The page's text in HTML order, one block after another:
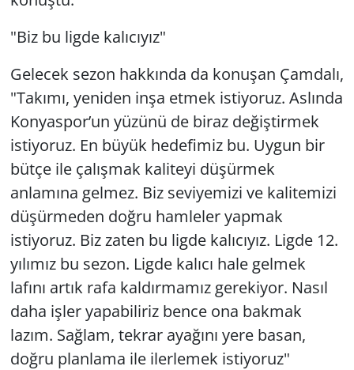
"Biz bu ligde kalıcıyız"
Gelecek sezon hakkında da konuşan Çamdalı,
"Takımı, yeniden inşa etmek istiyoruz. Aslında
Konyaspor’un yüzünü de biraz değiştirmek
istiyoruz. En büyük hedefimiz bu. Uygun bir
bütçe ile çalışmak kaliteyi düşürmek
anlamına gelmez. Biz seviyemizi ve kalitemizi
düşürmeden doğru hamleler yapmak
istiyoruz. Biz zaten bu ligde kalıcıyız. Ligde 12.
yılımız bu sezon. Ligde kalıcı hale gelmek
lafını artık rafa kaldırmamız gerekiyor. Nasıl
daha işler yapabiliriz bence ona bakmak
lazım. Sağlam, tekrar ayağını yere basan,
doğru planlama ile ilerlemek istiyoruz"